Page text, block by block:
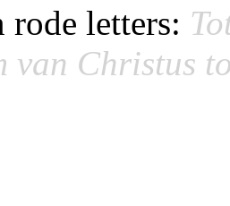
letters:
van Christus